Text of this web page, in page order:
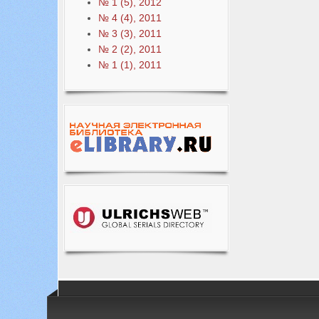
№ 4 (4), 2011
№ 3 (3), 2011
№ 2 (2), 2011
№ 1 (1), 2011